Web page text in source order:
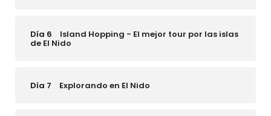
Día 6 Island Hopping - El mejor tour por las islas
de El Nido
Día 7 Explorando en El Nido